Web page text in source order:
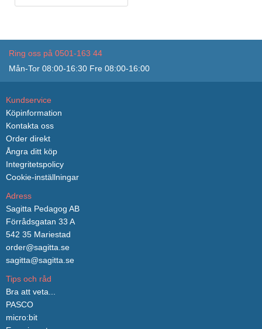
Ring oss på 0501-163 44
Mån-Tor 08:00-16:30 Fre 08:00-16:00
Kundservice
Köpinformation
Kontakta oss
Order direkt
Ångra ditt köp
Integritetspolicy
Cookie-inställningar
Adress
Sagitta Pedagog AB
Förrådsgatan 33 A
542 35 Mariestad
order@sagitta.se
sagitta@sagitta.se
Tips och råd
Bra att veta...
PASCO
micro:bit